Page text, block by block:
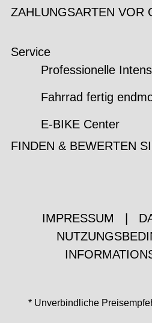
ZAHLUNGSARTEN VOR
Service
Professionelle
Fahrrad fertig
E-BIKE Center
FINDEN & BEWERTEN
IMPRESSUM
* Unverbindliche